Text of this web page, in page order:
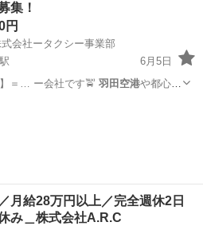
集！
円
会社ータクシー事業部
6月5日
＝… ー会社です🚖 羽田空港や都心近
月給28万円以上／完全週休2日
み＿株式会社A.R.C